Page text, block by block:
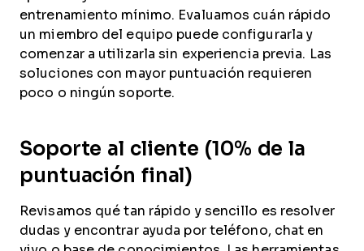
entrenamiento mínimo. Evaluamos cuán rápido
un miembro del equipo puede configurarla y
comenzar a utilizarla sin experiencia previa. Las
soluciones con mayor puntuación requieren
poco o ningún soporte.
Soporte al cliente (10% de la
puntuación final)
Revisamos qué tan rápido y sencillo es resolver
dudas y encontrar ayuda por teléfono, chat en